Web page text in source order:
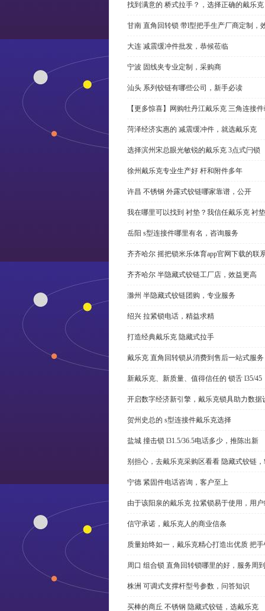
找到满意的 桥式拉手？，选择正确的戴乐克
甘南 直角回转锁 带l型把手生产厂商定制，
大连 减震缓冲件批发，恭候莅临
宁波 固线夹专业定制，采购商
汕头 系列铰链有哪些公司，新手必读
【更多惊喜】网购牡丹江戴乐克 三角连接
菏泽经济实惠的 减震缓冲件，就选戴乐克
选择滨州宋总眼光敏锐的戴乐克 3点式闩锁
徐州戴乐克专业生产好 杆和附件多年
许昌 不锈钢 外露式铰链哪家靠谱，公开
我在哪里可以找到 衬垫？我信任戴乐克 衬
岳阳 s型连接件哪里有名，咨询服务
齐齐哈尔 摇把锁米乐体育app官网下载的联
齐齐哈尔 半隐藏式铰链工厂店，效益更高
滁州 半隐藏式铰链团购，专业服务
绍兴 拉紧锁电话，精益求精
打造经典戴乐克 隐藏式拉手
戴乐克 直角回转锁从消费到售后一站式服务
新戴乐克、新质量、值得信任的 锁舌 l35/45
开启数字经济新引擎，戴乐克锁具助力数据
贺州史总的 s型连接件戴乐克选择
盐城 撞击锁 l31.5/36.5电话多少，推陈出新
别担心，去戴乐克采购区看看 隐藏式铰链
宁德 紧固件电话咨询，客户至上
由于该阳泉的戴乐克 拉紧锁易于使用，用
信守承诺，戴乐克人的商业信条
质量始终如一，戴乐克精心打造出优质 把
周口 组合锁 直角回转锁哪里的好，服务周到
株洲 可调式支撑杆型号参数，问答知识
买棒的商丘 不锈钢 隐藏式铰链，选戴乐克